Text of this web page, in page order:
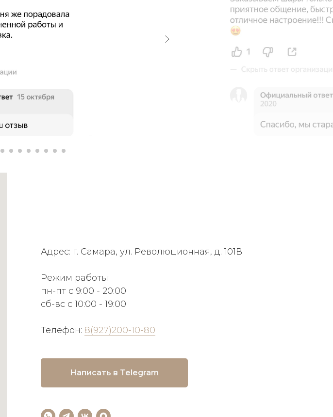
Адрес: г. Самара, ул. Революционная, д. 101В
Режим работы:
пн-пт с 9:00 - 20:00
сб-вс с 10:00 - 19:00
Телефон: 8(927)200-10-80
Написать в Telegram